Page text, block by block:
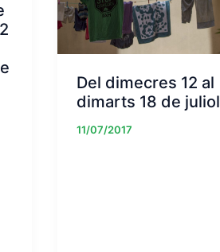
Del dimecres 12 al
dimarts 18 de juliol
11/07/2017